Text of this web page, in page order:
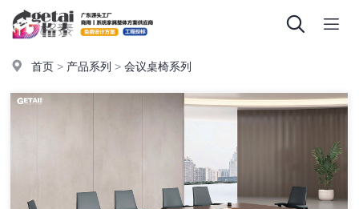
首页 > 产品系列 >会议桌椅系列